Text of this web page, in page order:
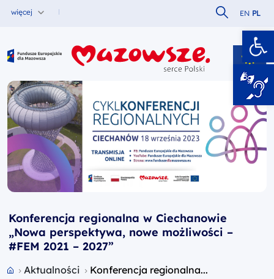
więcej Szukaj w
EN PL
Fundusze Europejskie dla Mazowsza
Konferencja regionalna w Ciechanowie
„Nowa perspektywa, nowe możliwości –
#FEM 2021 – 2027”
Przejdź do strony głównej portalu
Aktualności Konferencja regionalna...